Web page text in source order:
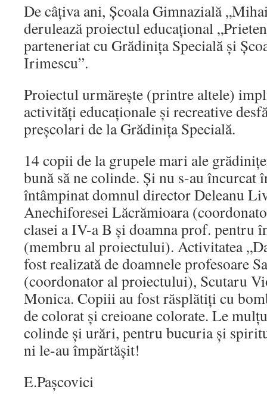
De câțiva ani, Școala Gimnazială
derulează proiectul educațional
parteneriat cu Grădinița Specială și
Irimescu”.
Proiectul urmărește (printre altele)
activități educaționale și recreative
preșcolari de la Grădinița Specială.
14 copii de la grupele mari ale
bună să ne colinde. Și nu s-au încurcat
întâmpinat domnul director Deleanu
Anechiforesei Lăcrămioara
clasei a IV-a B și doamna prof. pentru
(membru al proiectului). Activitatea
fost realizată de doamnele profesoare
(coordonator al proiectului), Scutaru
Monica. Copiii au fost răsplătiți cu
de colorat și creioane colorate. Le
colinde și urări, pentru bucuria și
ni le-au împărtășit!
E.Pașcovici